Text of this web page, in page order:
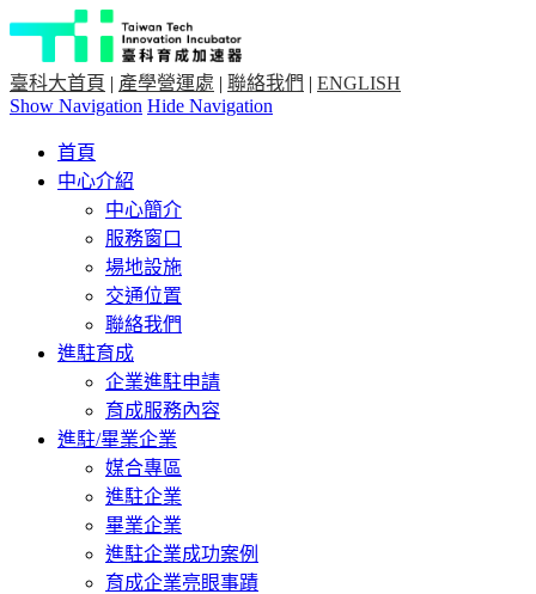
臺科大首頁 | 產學營運處 | 聯絡我們 | ENGLISH
Show Navigation Hide Navigation
首頁
中心介紹
中心簡介
服務窗口
場地設施
交通位置
聯絡我們
進駐育成
企業進駐申請
育成服務內容
進駐/畢業企業
媒合專區
進駐企業
畢業企業
進駐企業成功案例
育成企業亮眼事蹟